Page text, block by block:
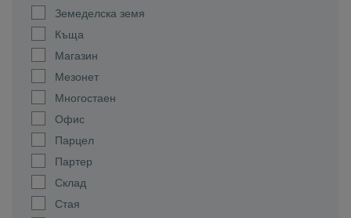
Земеделска земя
Къща
Магазин
Мезонет
Многостаен
Офис
Парцел
Партер
Склад
Стая